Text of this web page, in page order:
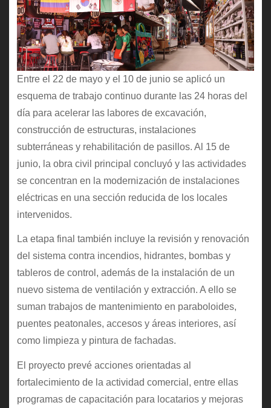
Entre el 22 de mayo y el 10 de junio se aplicó un
esquema de trabajo continuo durante las 24 horas del
día para acelerar las labores de excavación,
construcción de estructuras, instalaciones
subterráneas y rehabilitación de pasillos. Al 15 de
junio, la obra civil principal concluyó y las actividades
se concentran en la modernización de instalaciones
eléctricas en una sección reducida de los locales
intervenidos.
La etapa final también incluye la revisión y renovación
del sistema contra incendios, hidrantes, bombas y
tableros de control, además de la instalación de un
nuevo sistema de ventilación y extracción. A ello se
suman trabajos de mantenimiento en paraboloides,
puentes peatonales, accesos y áreas interiores, así
como limpieza y pintura de fachadas.
El proyecto prevé acciones orientadas al
fortalecimiento de la actividad comercial, entre ellas
programas de capacitación para locatarios y mejoras